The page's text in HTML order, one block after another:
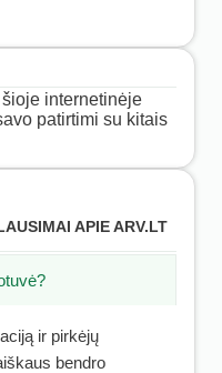
internetinėje
patirtimi su kitais
APIE ARV.LT
ir pirkėjų
bendro